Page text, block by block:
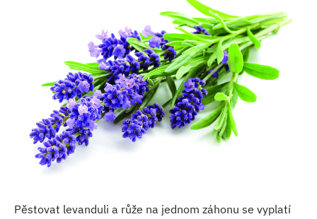
Pěstovat levanduli a růže na jednom záhonu se vyplatí